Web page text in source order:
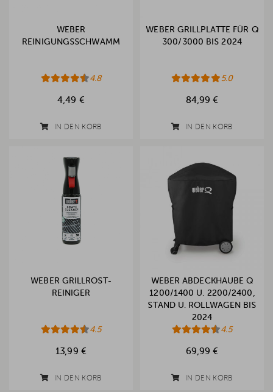
WEBER
REINIGUNGSSCHWAMM
4.8
4,49 €
IN DEN KORB
WEBER GRILLPLATTE FÜR Q
300/3000 BIS 2024
5.0
84,99 €
IN DEN KORB
WEBER GRILLROST-
REINIGER
4.5
13,99 €
IN DEN KORB
WEBER ABDECKHAUBE Q
1200/1400 U. 2200/2400,
STAND U. ROLLWAGEN BIS
2024
4.5
69,99 €
IN DEN KORB